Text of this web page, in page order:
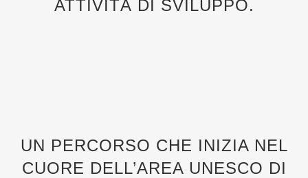
ATTIVITÀ DI SVILUPPO.
UN PERCORSO CHE INIZIA NEL
CUORE DELL’AREA UNESCO DI